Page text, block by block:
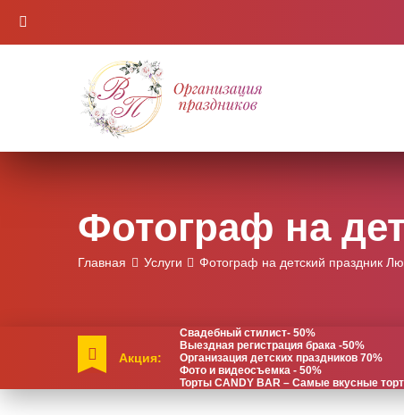
Фотограф на
Главная Услуги Фотограф на детский праздник
Акция:
Свадебный стилист- 50%
Выездная регистрация брака -50%
Организация детских праздников 70%
Фото и видеосъемка - 50%
Торты CANDY BAR – Самые вкусные